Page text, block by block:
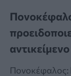
Πονοκέφαλος: